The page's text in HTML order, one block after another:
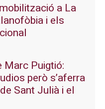
a La
i els
Marc Puigtió:
però s’aferra
Sant Julià i el